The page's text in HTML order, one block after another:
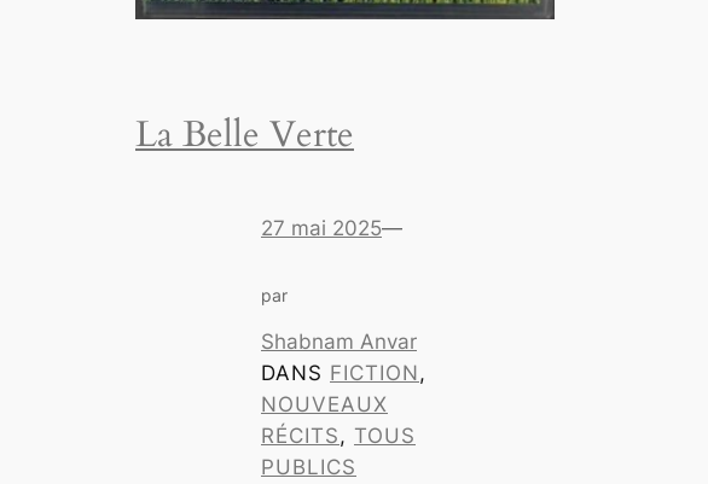
La Belle Verte
27 mai 2025—
par
Shabnam Anvar
DANS FICTION
NOUVEAUX
RÉCITS, TOUS
PUBLICS